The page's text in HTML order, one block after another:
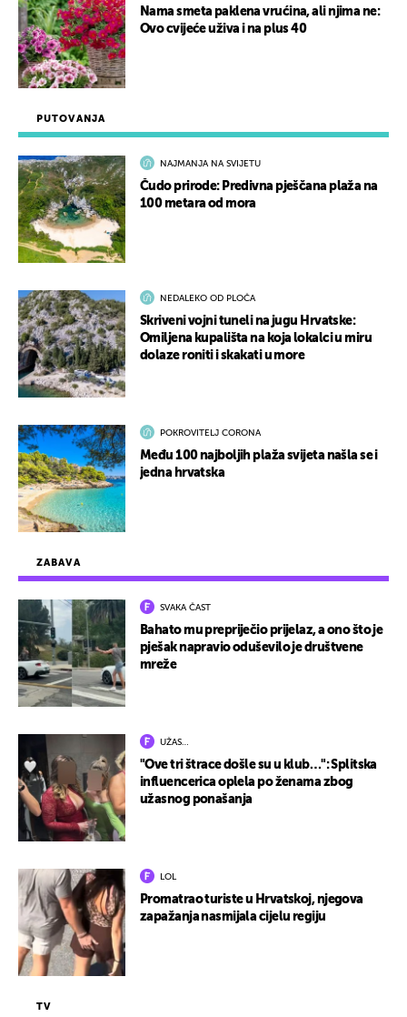
ZABAVA
SVAKA ČAST
Bahato mu prepriječio prijelaz, a ono što je
pješak napravio oduševilo je društvene
mreže
UŽAS…
"Ove tri štrace došle su u klub…": Splitska
influencerica oplela po ženama zbog
užasnog ponašanja
LOL
Promatrao turiste u Hrvatskoj, njegova
zapažanja nasmijala cijelu regiju
TV
PUTOVANJA
NAJMANJA NA SVIJETU
Čudo prirode: Predivna pješčana plaža na
100 metara od mora
NEDALEKO OD PLOČA
Skriveni vojni tuneli na jugu Hrvatske:
Omiljena kupališta na koja lokalci u miru
dolaze roniti i skakati u more
POKROVITELJ CORONA
Među 100 najboljih plaža svijeta našla se i
jedna hrvatska
Nama smeta paklena vrućina, ali njima ne:
Ovo cvijeće uživa i na plus 40